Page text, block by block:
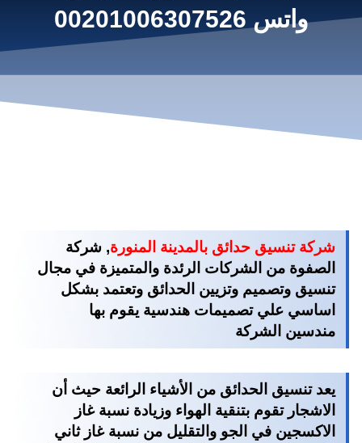
واتس 00201006307526
شركة تنسيق حدائق بالمدينة المنورة, شركة
الصفوة من الشركات الرئدة والمتميزة في مجال
تنسيق وتصميم وتزيين الحدائق وتعتمد بشكل
اساسي علي تصميمات هندسية يقوم بها
مندسين الشركة
يعد تنسيق الحدائق من الأشياء الرائعة حيث أن
الاشجار تقوم بتنقية الهواء وزيادة نسبة غاز
الاكسجين في الجو والتقليل من نسبة غاز ثاني